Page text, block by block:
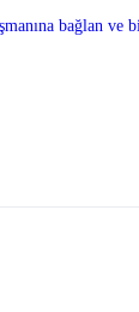
bağlan ve